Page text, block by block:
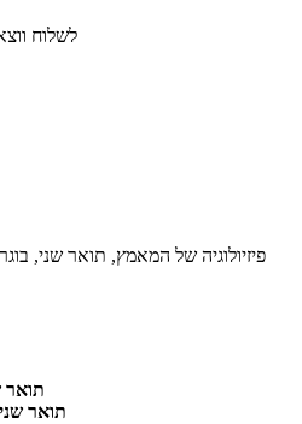
לשלוח
פיזיולוגיה של המאמץ, תואר שני,
תואר
תואר